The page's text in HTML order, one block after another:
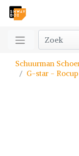
Schuurman
G-star -